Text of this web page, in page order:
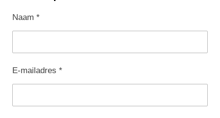
Naam *
E-mailadres *